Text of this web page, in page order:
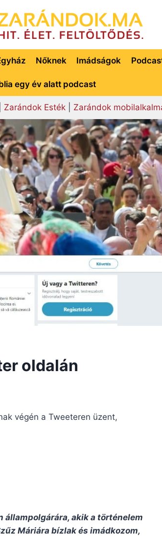
Nőknek Imádságok
egy év alatt podcast
Zarándok Esték| Zarándok
oldalán
végén a Tweeteren üzent,
állampolgárára, akik a történelem
Máriára bízlak és imádkozom,